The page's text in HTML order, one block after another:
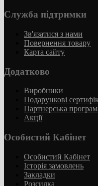
Служба підтримки
Зв'язатися з нами
Повернення товару
Карта сайту
Додатково
Виробники
Подарункові
Партнерська
Акції
Особистий Кабінет
Особистий Кабінет
Історія замовлень
Закладки
Розсилка